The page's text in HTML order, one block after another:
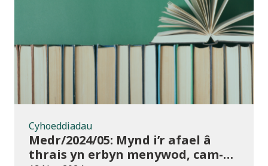
Cyhoeddiadau
Cyhoeddiadau
Medr/2024/05: Mynd i’r afael â
thrais yn erbyn menywod, cam-